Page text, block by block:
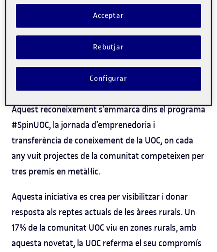
desenvolupats en municipis de fins a 5.000
habitants o d’aplicació directa als desafiaments i
reptes de les ruralitats, com ara la despoblació, la
connectivitat digital, la gestió de recursos naturals,
l'accés a serveis o la dinamització econòmica i
Aquest reconeixement s’emmarca dins el programa
#SpinUOC, la jornada d’emprenedoria i
transferència de coneixement de la UOC, on cada
any vuit projectes de la comunitat competeixen per
tres premis en metàl·lic.
Aquesta iniciativa es crea per visibilitzar i donar
resposta als reptes actuals de les àrees rurals. Un
17% de la comunitat UOC viu en zones rurals, amb
aquesta novetat, la UOC referma el seu compromís
Rebutjar
Acceptar
Configurar